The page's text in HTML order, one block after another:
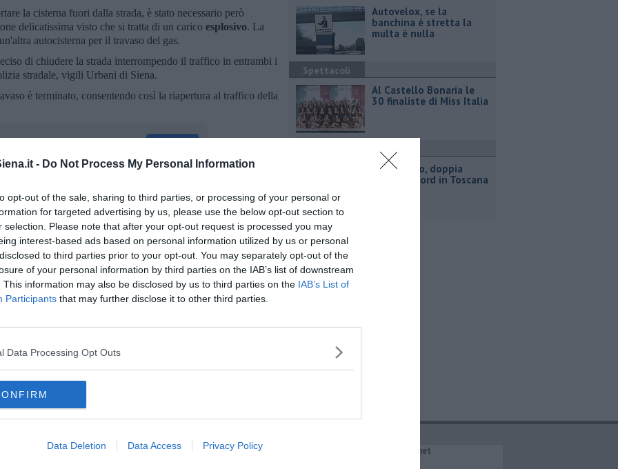
- Do Not Process My Personal Information
opt-out of the sale, sharing to third parties, or processing of your personal or
for targeted advertising by us, please use the below opt-out section to
selection. Please note that after your opt-out request is processed you may
interest-based ads based on personal information utilized by us or personal
to third parties prior to your opt-out. You may separately opt-out of the
of your personal information by third parties on the IAB’s list of downstream
This information may also be disclosed by us to third parties on the IAB’s List of
Participants that may further disclose it to other third parties.
Data Processing Opt Outs
Data Deletion Data Access Privacy Policy
la cisterna fuori dalla strada, è stato necessario però
delicatissima visto che si tratta di un carico esplosivo. La
autocisterna per il travaso del gas.
di chiudere la strada interrompendo il traffico in entrambi i
stradale, vigili Urbani di Siena.
è terminato, consentendo così la riapertura al traffico della
iscriviti allaNewsletter QUInews - ToscanaMedia.
nella tua casella di posta.
ferma
serrati
petroliera anas vigili del fuoco
Autovelox, se la
banchina è stretta la
multa è nulla
Spettacoli
Al Castello Bonaria le
30 finaliste di Miss Italia
Lotto d'oro, doppia
vincita record in Toscana
RUBRICHE
IL NETWORK QuiNews.net